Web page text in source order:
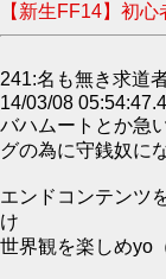
【新生FF14】初心
241:名も無き求道
14/03/08
バハムートとか急
グの為に守銭奴に
エンドコンテンツ
け
世界観を楽しめyo